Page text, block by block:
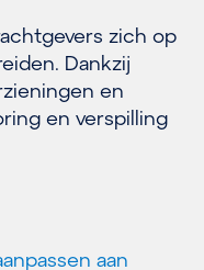
zich op
Dankzij
en
en verspilling
aan